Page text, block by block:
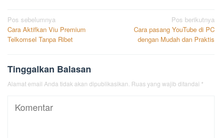
Navigasi
pos
Pos sebelumnya
Cara Aktifkan Viu Premium
Telkomsel Tanpa Ribet
Pos berikutnya
Cara pasang YouTube di PC
dengan Mudah dan Praktis
Tinggalkan Balasan
Alamat email Anda tidak akan dipublikasikan. Ruas yang wajib ditandai *